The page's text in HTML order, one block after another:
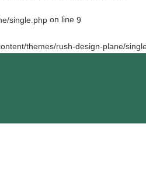
single.php on line 9
themes/rush-design-plane/